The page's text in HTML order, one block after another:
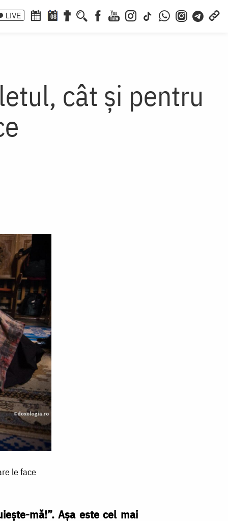
LIVE 08
cât și pentru
le face
mă!”. Așa este cel mai